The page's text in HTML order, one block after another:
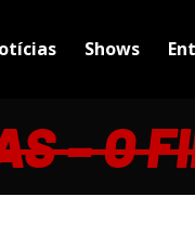
Shows
– O